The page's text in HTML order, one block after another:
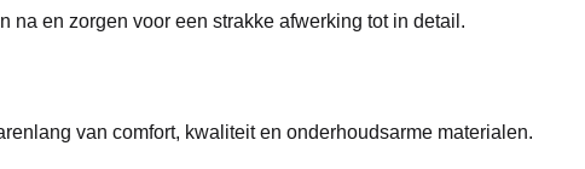
na en zorgen voor een strakke afwerking tot in detail.
van comfort, kwaliteit en onderhoudsarme materialen.